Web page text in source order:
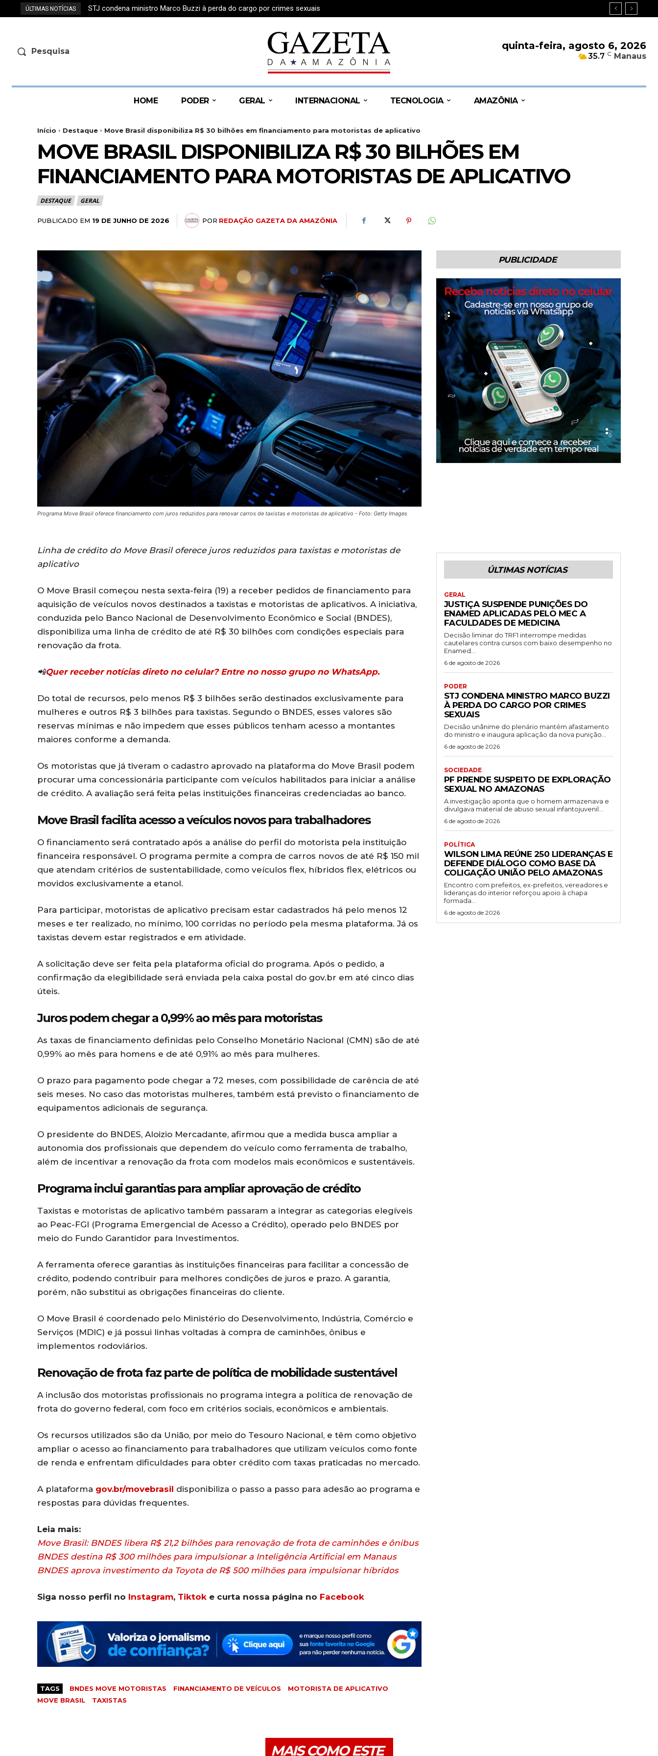
ÚLTIMAS NOTÍCIAS STJ condena ministro Marco Buzzi à perda do cargo por crimes sexuais
Pesquisa quinta-feira, agosto 6, 2026
35.7 C Manaus
HOME PODER GERAL INTERNACIONAL TECNOLOGIA AMAZÔNIA
Início Destaque Move Brasil disponibiliza R$ 30 bilhões em financiamento para motoristas de aplicativo
MOVE BRASIL DISPONIBILIZA R$ 30 BILHÕES EM
FINANCIAMENTO PARA MOTORISTAS DE APLICATIVO
DESTAQUE GERAL
PUBLICADO EM 19 DE JUNHO DE 2026 POR REDAÇÃO GAZETA DA AMAZÔNIA
Programa Move Brasil oferece financiamento com juros reduzidos para renovar carros de taxistas e motoristas de aplicativo - Foto: Getty Images
PUBLICIDADE
Linha de crédito do Move Brasil oferece juros reduzidos para taxistas e motoristas de
aplicativo
O Move Brasil começou nesta sexta-feira (19) a receber pedidos de financiamento para
aquisição de veículos novos destinados a taxistas e motoristas de aplicativos. A iniciativa,
conduzida pelo Banco Nacional de Desenvolvimento Econômico e Social (BNDES),
disponibiliza uma linha de crédito de até R$ 30 bilhões com condições especiais para
renovação da frota.
📲Quer receber notícias direto no celular? Entre no nosso grupo no WhatsApp.
Do total de recursos, pelo menos R$ 3 bilhões serão destinados exclusivamente para
mulheres e outros R$ 3 bilhões para taxistas. Segundo o BNDES, esses valores são
reservas mínimas e não impedem que esses públicos tenham acesso a montantes
maiores conforme a demanda.
Os motoristas que já tiveram o cadastro aprovado na plataforma do Move Brasil podem
procurar uma concessionária participante com veículos habilitados para iniciar a análise
de crédito. A avaliação será feita pelas instituições financeiras credenciadas ao banco.
Move Brasil facilita acesso a veículos novos para trabalhadores
O financiamento será contratado após a análise do perfil do motorista pela instituição
financeira responsável. O programa permite a compra de carros novos de até R$ 150 mil
que atendam critérios de sustentabilidade, como veículos flex, híbridos flex, elétricos ou
movidos exclusivamente a etanol.
Para participar, motoristas de aplicativo precisam estar cadastrados há pelo menos 12
meses e ter realizado, no mínimo, 100 corridas no período pela mesma plataforma. Já os
taxistas devem estar registrados e em atividade.
A solicitação deve ser feita pela plataforma oficial do programa. Após o pedido, a
confirmação da elegibilidade será enviada pela caixa postal do gov.br em até cinco dias
úteis.
Juros podem chegar a 0,99% ao mês para motoristas
As taxas de financiamento definidas pelo Conselho Monetário Nacional (CMN) são de até
0,99% ao mês para homens e de até 0,91% ao mês para mulheres.
O prazo para pagamento pode chegar a 72 meses, com possibilidade de carência de até
seis meses. No caso das motoristas mulheres, também está previsto o financiamento de
equipamentos adicionais de segurança.
O presidente do BNDES, Aloizio Mercadante, afirmou que a medida busca ampliar a
autonomia dos profissionais que dependem do veículo como ferramenta de trabalho,
além de incentivar a renovação da frota com modelos mais econômicos e sustentáveis.
Programa inclui garantias para ampliar aprovação de crédito
Taxistas e motoristas de aplicativo também passaram a integrar as categorias elegíveis
ao Peac-FGI (Programa Emergencial de Acesso a Crédito), operado pelo BNDES por
meio do Fundo Garantidor para Investimentos.
A ferramenta oferece garantias às instituições financeiras para facilitar a concessão de
crédito, podendo contribuir para melhores condições de juros e prazo. A garantia,
porém, não substitui as obrigações financeiras do cliente.
O Move Brasil é coordenado pelo Ministério do Desenvolvimento, Indústria, Comércio e
Serviços (MDIC) e já possui linhas voltadas à compra de caminhões, ônibus e
implementos rodoviários.
Renovação de frota faz parte de política de mobilidade sustentável
A inclusão dos motoristas profissionais no programa integra a política de renovação de
frota do governo federal, com foco em critérios sociais, econômicos e ambientais.
Os recursos utilizados são da União, por meio do Tesouro Nacional, e têm como objetivo
ampliar o acesso ao financiamento para trabalhadores que utilizam veículos como fonte
de renda e enfrentam dificuldades para obter crédito com taxas praticadas no mercado.
A plataforma gov.br/movebrasil disponibiliza o passo a passo para adesão ao programa e
respostas para dúvidas frequentes.
Leia mais:
Move Brasil: BNDES libera R$ 21,2 bilhões para renovação de frota de caminhões e ônibus
BNDES destina R$ 300 milhões para impulsionar a Inteligência Artificial em Manaus
BNDES aprova investimento da Toyota de R$ 500 milhões para impulsionar híbridos
Siga nosso perfil no Instagram, Tiktok e curta nossa página no Facebook
TAGS BNDES MOVE MOTORISTAS FINANCIAMENTO DE VEÍCULOS
MOTORISTA DE APLICATIVO
MOVE BRASIL
TAXISTAS
ÚLTIMAS NOTÍCIAS
GERAL
JUSTIÇA SUSPENDE PUNIÇÕES DO
ENAMED APLICADAS PELO MEC A
FACULDADES DE MEDICINA
Decisão liminar do TRF1 interrompe medidas
cautelares contra cursos com baixo desempenho no
Enamed...
6 de agosto de 2026
PODER
STJ CONDENA MINISTRO MARCO BUZZI
À PERDA DO CARGO POR CRIMES
SEXUAIS
Decisão unânime do plenário mantém afastamento
do ministro e inaugura aplicação da nova punição...
6 de agosto de 2026
SOCIEDADE
PF PRENDE SUSPEITO DE EXPLORAÇÃO
SEXUAL NO AMAZONAS
A investigação aponta que o homem armazenava e
divulgava material de abuso sexual infantojuvenil...
6 de agosto de 2026
POLÍTICA
WILSON LIMA REÚNE 250 LIDERANÇAS E
DEFENDE DIÁLOGO COMO BASE DA
COLIGAÇÃO UNIÃO PELO AMAZONAS
Encontro com prefeitos, ex-prefeitos, vereadores e
lideranças do interior reforçou apoio à chapa
formada...
6 de agosto de 2026
MAIS COMO ESTE